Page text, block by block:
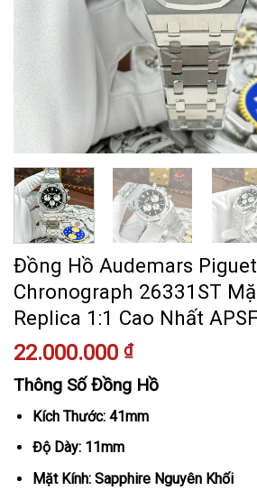
Đồng Hồ Audemars
Chronograph 26331ST
Replica 1:1 Cao Nhất
22.000.000 ₫
Thông Số Đồng Hồ
Kích Thước: 41mm
Độ Dày: 11mm
Mặt Kính: Sapphire Nguyên Khối